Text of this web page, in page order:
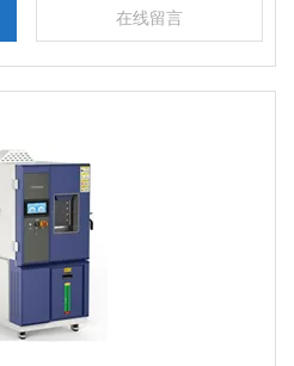
在线留言